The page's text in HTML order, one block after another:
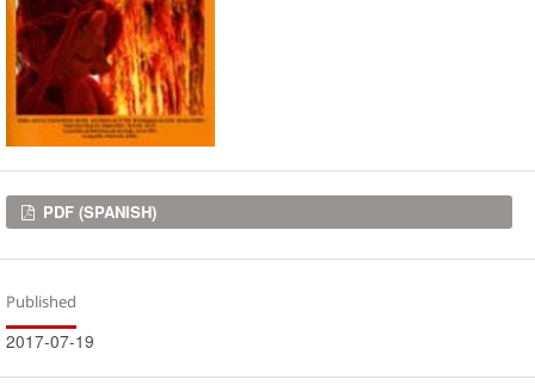
Downloads
PDF (SPANISH)
Published
2017-07-19